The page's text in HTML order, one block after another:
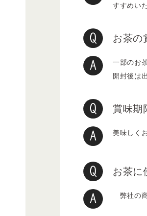
すすめい
お茶の
一部のお
開封後は
賞味期
美味しく
お茶に
弊社の商